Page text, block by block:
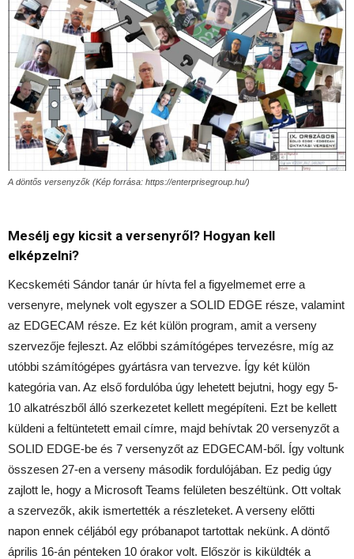
A döntős versenyzők (Kép forrása: https://enterprisegroup.hu/)
Mesélj egy kicsit a versenyről? Hogyan kell
elképzelni?
Kecskeméti Sándor tanár úr hívta fel a figyelmemet erre a
versenyre, melynek volt egyszer a SOLID EDGE része, valamint
az EDGECAM része. Ez két külön program, amit a verseny
szervezője fejleszt. Az előbbi számítógépes tervezésre, míg az
utóbbi számítógépes gyártásra van tervezve. Így két külön
kategória van. Az első fordulóba úgy lehetett bejutni, hogy egy 5-
10 alkatrészből álló szerkezetet kellett megépíteni. Ezt be kellett
küldeni a feltüntetett email címre, majd behívtak 20 versenyzőt a
SOLID EDGE-be és 7 versenyzőt az EDGECAM-ből. Így voltunk
összesen 27-en a verseny második fordulójában. Ez pedig úgy
zajlott le, hogy a Microsoft Teams felületen beszéltünk. Ott voltak
a szervezők, akik ismertették a részleteket. A verseny előtti
napon ennek céljából egy próbanapot tartottak nekünk. A döntő
április 16-án pénteken 10 órakor volt. Először is kiküldték a